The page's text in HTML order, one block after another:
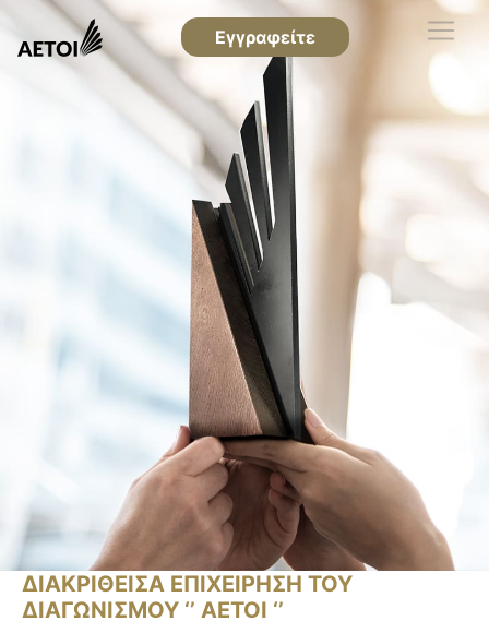
Εγγραφείτε
ΔΙΑΚΡΙΘΕΙΣΑ ΕΠΙΧΕΙΡΗΣΗ ΤΟΥ
ΔΙΑΓΩΝΙΣΜΟΥ ‘’ ΑΕΤΟΙ ‘’